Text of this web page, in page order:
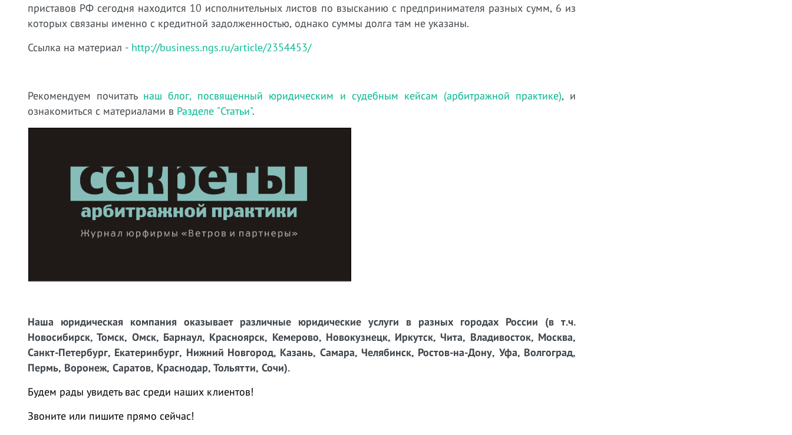
приставов РФ сегодня находится 10 исполнительных листов по взысканию с предпринимателя разных сумм, 6 из
которых связаны именно с кредитной задолженностью, однако суммы долга там не указаны.
Ссылка на материал - http://business.ngs.ru/article/2354453/
Рекомендуем почитать наш блог, посвященный юридическим и судебным кейсам (арбитражной практике), и
ознакомиться с материалами в Разделе "Статьи".
Наша юридическая компания оказывает различные юридические услуги в разных городах России (в т.ч.
Новосибирск, Томск, Омск, Барнаул, Красноярск, Кемерово, Новокузнецк, Иркутск, Чита, Владивосток, Москва,
Санкт-Петербург, Екатеринбург, Нижний Новгород, Казань, Самара, Челябинск, Ростов-на-Дону, Уфа, Волгоград,
Пермь, Воронеж, Саратов, Краснодар, Тольятти, Сочи).
Будем рады увидеть вас среди наших клиентов!
Звоните или пишите прямо сейчас!